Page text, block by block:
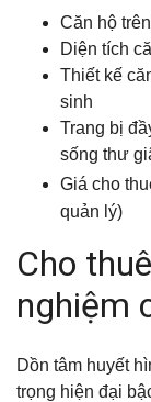
Căn hộ
Diện tích
Thiết kế
sinh
Trang bị
sống thư
Giá cho
quản lý)
Cho
nghiệm
Dồn tâm huyết
trọng hiện đại